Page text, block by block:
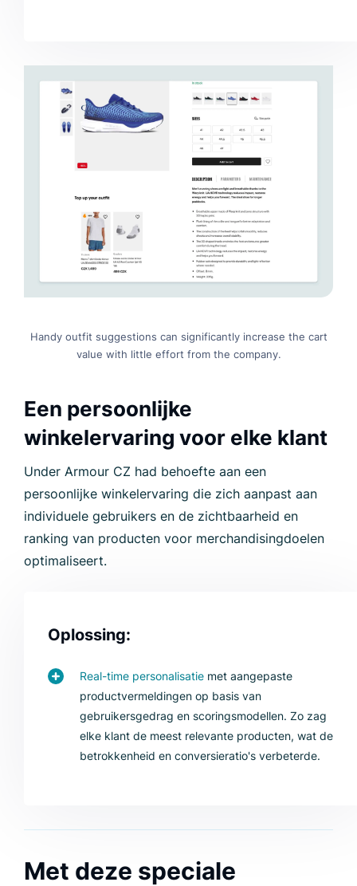
Handy outfit suggestions can significantly increase the cart
value with little effort from the company.
Een persoonlijke
winkelervaring voor elke klant
Under Armour CZ had behoefte aan een
persoonlijke winkelervaring die zich aanpast aan
individuele gebruikers en de zichtbaarheid en
ranking van producten voor merchandisingdoelen
optimaliseert.
Oplossing:
Real-time personalisatie met aangepaste
productvermeldingen op basis van
gebruikersgedrag en scoringsmodellen. Zo zag
elke klant de meest relevante producten, wat de
betrokkenheid en conversieratio's verbeterde.
Met deze speciale